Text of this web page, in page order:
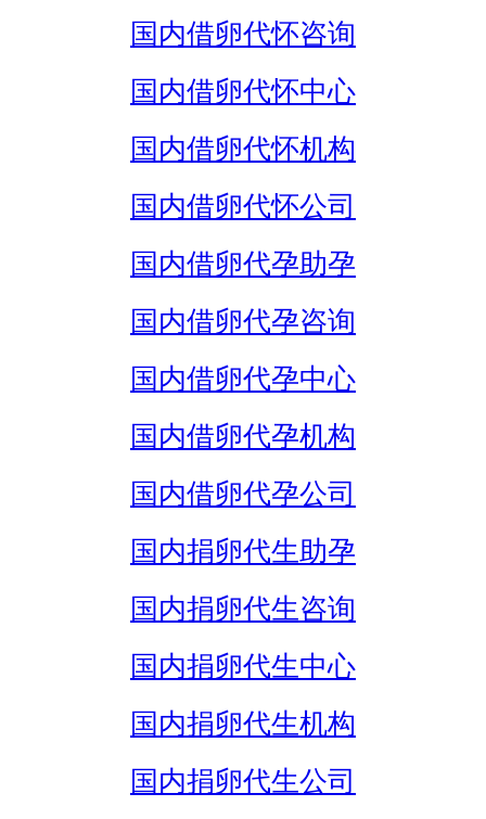
国内借卵代怀咨询
国内借卵代怀中心
国内借卵代怀机构
国内借卵代怀公司
国内借卵代孕助孕
国内借卵代孕咨询
国内借卵代孕中心
国内借卵代孕机构
国内借卵代孕公司
国内捐卵代生助孕
国内捐卵代生咨询
国内捐卵代生中心
国内捐卵代生机构
国内捐卵代生公司